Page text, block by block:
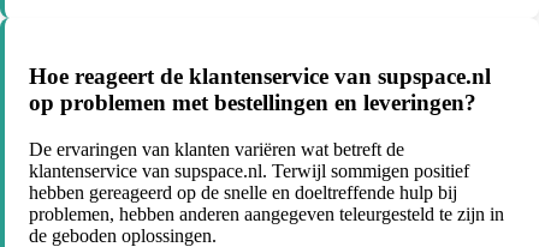
Hoe reageert de klantenservice van supspace.nl
op problemen met bestellingen en leveringen?
De ervaringen van klanten variëren wat betreft de
klantenservice van supspace.nl. Terwijl sommigen positief
hebben gereageerd op de snelle en doeltreffende hulp bij
problemen, hebben anderen aangegeven teleurgesteld te zijn in
de geboden oplossingen.